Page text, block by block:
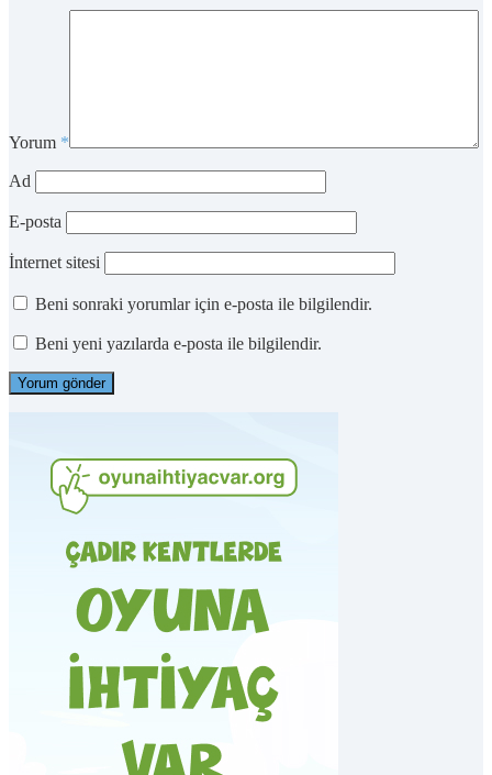
Yorum *
Ad
E-posta
İnternet sitesi
Beni sonraki yorumlar için e-posta ile bilgilendir.
Beni yeni yazılarda e-posta ile bilgilendir.